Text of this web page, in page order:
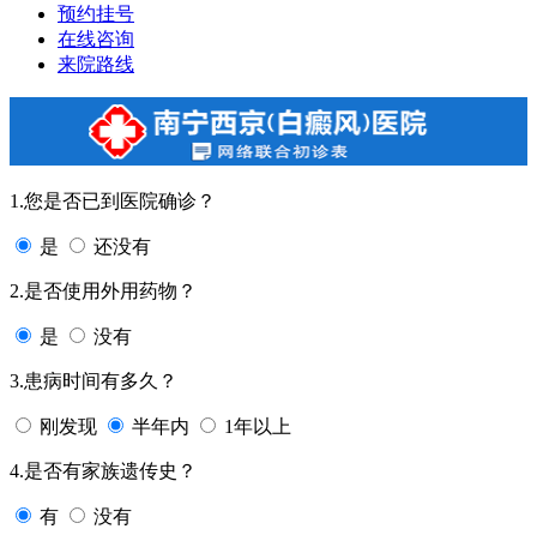
预约挂号
在线咨询
来院路线
1.您是否已到医院确诊？
是 还没有
2.是否使用外用药物？
是 没有
3.患病时间有多久？
刚发现 半年内 1年以上
4.是否有家族遗传史？
有 没有